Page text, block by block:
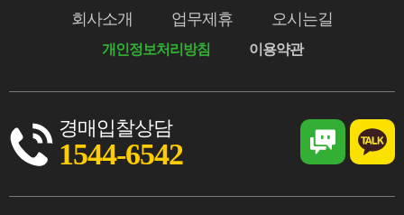
회사소개 업무제휴 오시는길
개인정보처리방침 이용약관
경매입찰상담
1544-6542